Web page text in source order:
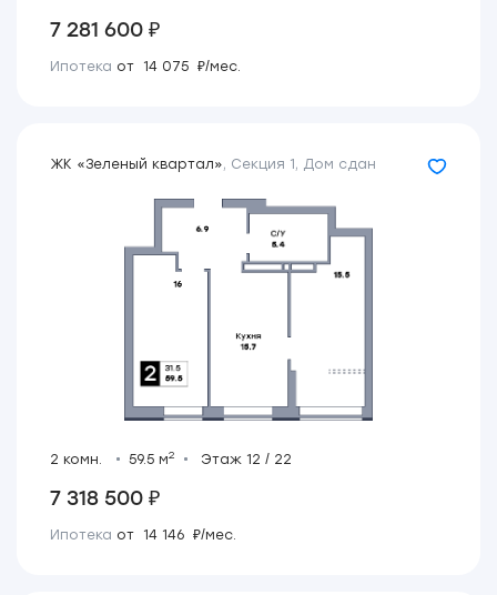
7 281 600 ₽
Ипотека от 14 075 ₽/мес.
ЖК «Зеленый квартал», Секция 1, Дом сдан
2 комн. 59.5 м2 Этаж 12 / 22
7 318 500 ₽
Ипотека от 14 146 ₽/мес.